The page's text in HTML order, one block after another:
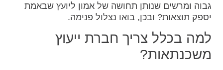
גבוה ומרשים שנותן תחושה של אמון ליועץ שבאמת
יספק תוצאות? ובכן, בואו נצלול פנימה.
למה בכלל צריך חברת ייעוץ
משכנתאות?